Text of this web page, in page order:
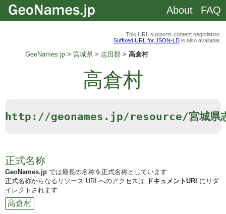
This URL supports content negotiation.
Suffixed URL for JSON-LD is also available.
GeoNames.jp 宮城県 志田郡 高倉村
高倉村
http://geonames.jp/resource/宮城県志
正式名称
GeoNames.jp では最長の名称を正式名称としています
正式名称からなるリソース URI へのアクセスは ドキュメントURI にリダ
イレクトされます
高倉村
About FAQ